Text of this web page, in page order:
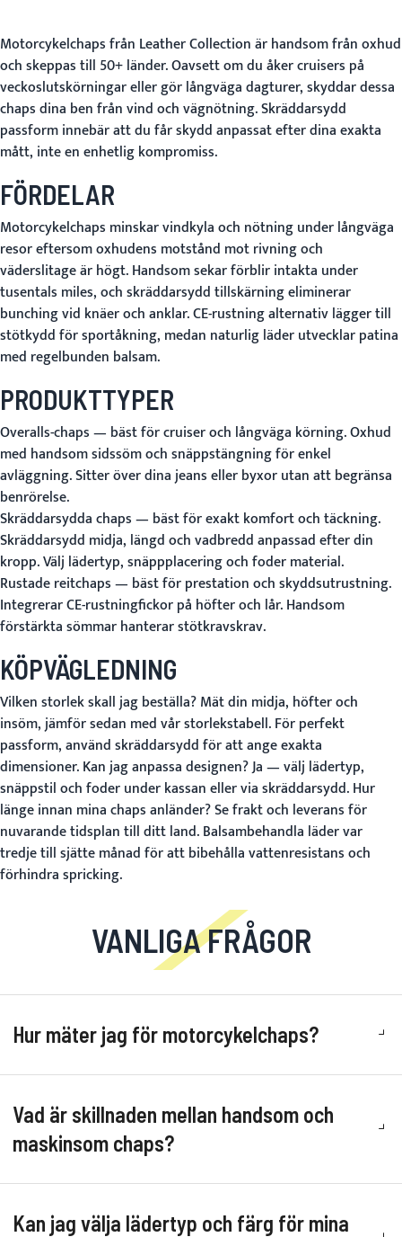
Motorcykelchaps från Leather Collection är handsom från oxhud
och skeppas till 50+ länder. Oavsett om du åker cruisers på
veckoslutskörningar eller gör långväga dagturer, skyddar dessa
chaps dina ben från vind och vägnötning. Skräddarsydd
passform innebär att du får skydd anpassat efter dina exakta
mått, inte en enhetlig kompromiss.
FÖRDELAR
Motorcykelchaps minskar vindkyla och nötning under långväga
resor eftersom oxhudens motstånd mot rivning och
väderslitage är högt. Handsom sekar förblir intakta under
tusentals miles, och skräddarsydd tillskärning eliminerar
bunching vid knäer och anklar. CE-rustning alternativ lägger till
stötkydd för sportåkning, medan naturlig läder utvecklar patina
med regelbunden balsam.
PRODUKTTYPER
Overalls-chaps— bäst för cruiser och långväga körning. Oxhud
med handsom sidssöm och snäppstängning för enkel
avläggning. Sitter över dina jeans eller byxor utan att begränsa
benrörelse.
Skräddarsydda chaps— bäst för exakt komfort och täckning.
Skräddarsydd midja, längd och vadbredd anpassad efter din
kropp. Välj lädertyp, snäppplacering och foder material.
Rustade reitchaps— bäst för prestation och skyddsutrustning.
Integrerar CE-rustningfickor på höfter och lår. Handsom
förstärkta sömmar hanterar stötkravskrav.
KÖPVÄGLEDNING
Vilken storlek skall jag beställa?Mät din midja, höfter och
insöm, jämför sedan med vårstorlekstabell. För perfekt
passform, användskräddarsyddför att ange exakta
dimensioner.Kan jag anpassa designen?Ja — välj lädertyp,
snäppstil och foder under kassan eller viaskräddarsydd.Hur
länge innan mina chaps anländer?Sefrakt och leveransför
nuvarande tidsplan till ditt land. Balsambehandla läder var
tredje till sjätte månad för att bibehålla vattenresistans och
förhindra spricking.
VANLIGA FRÅGOR
Hur mäter jag för motorcykelchaps?
Vad är skillnaden mellan handsom och
maskinsom chaps?
Kan jag välja lädertyp och färg för mina